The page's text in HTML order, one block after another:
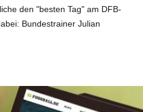
den "besten Tag" am DFB-
Bundestrainer Julian